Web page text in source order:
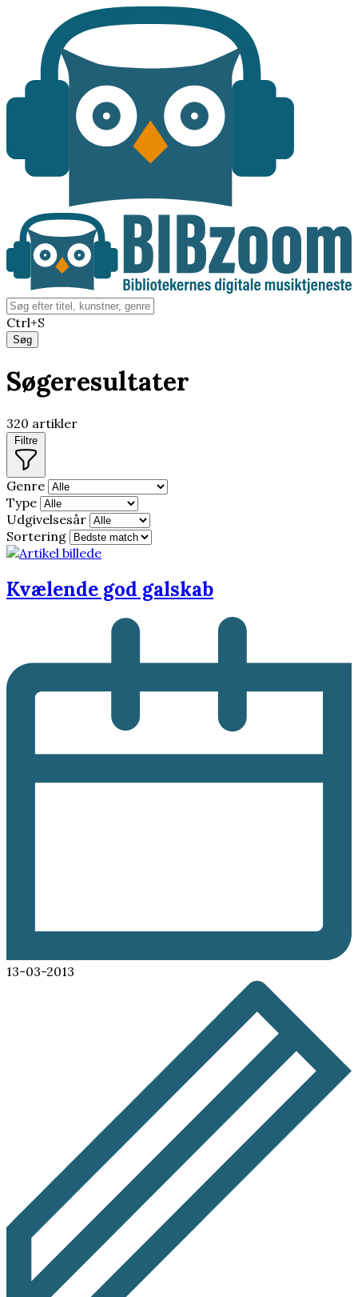
Ctrl+S
Søgeresultater
320 artikler
Filtre
Genre
Type
Udgivelsesår
Sortering
Kvælende god galskab
13-03-2013